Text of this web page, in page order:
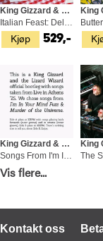
Kjøp
King Gizzard & The Lizard Wizard
529,-
Kjøp
King Gizzard & The Lizard Wizard
Songs From I'm In Your Mind Fuzz… (LP)
429,-
Vis flere...
Kontakt oss